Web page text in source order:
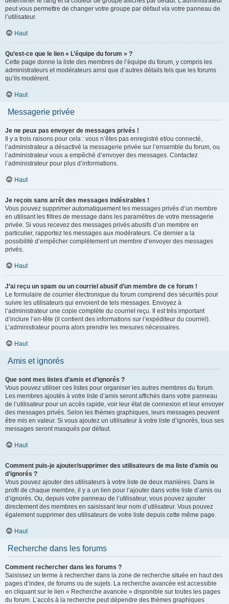
peut vous permettre de changer votre groupe par défaut via votre panneau de
l’utilisateur.
Haut
Qu’est-ce que le lien « L’équipe du forum » ?
Cette page donne la liste des membres de l’équipe du forum, y compris les
administrateurs et modérateurs ainsi que d’autres détails tels que les forums
qu’ils modèrent.
Haut
Messagerie privée
Je ne peux pas envoyer de messages privés !
Il y a trois raisons pour cela : vous n’êtes pas enregistré et/ou connecté,
l’administrateur a désactivé la messagerie privée sur l’ensemble du forum, ou
l’administrateur vous a empêché d’envoyer des messages. Contactez
l’administrateur pour plus d’informations.
Haut
Je reçois sans arrêt des messages indésirables !
Vous pouvez supprimer automatiquement les messages privés d’un membre
en utilisant les filtres de message dans les paramètres de votre messagerie
privée. Si vous recevez des messages privés abusifs d’un membre en
particulier, rapportez les messages aux modérateurs. Ce dernier a la
possibilité d’empêcher complètement un membre d’envoyer des messages
privés.
Haut
J’ai reçu un spam ou un courriel abusif d’un membre de ce forum !
Le formulaire de courrier électronique du forum comprend des sécurités pour
suivre les utilisateurs qui envoient de tels messages. Envoyez à
l’administrateur une copie complète du courriel reçu. Il est très important
d’inclure l’en-tête (il contient des informations sur l’expéditeur du courriel).
L’administrateur pourra alors prendre les mesures nécessaires.
Haut
Amis et ignorés
Que sont mes listes d’amis et d’ignorés ?
Vous pouvez utiliser ces listes pour organiser les autres membres du forum.
Les membres ajoutés à votre liste d’amis seront affichés dans votre panneau
de l’utilisateur pour un accès rapide, voir leur état de connexion et leur envoyer
des messages privés. Selon les thèmes graphiques, leurs messages peuvent
être mis en valeur. Si vous ajoutez un utilisateur à votre liste d’ignorés, tous ses
messages seront masqués par défaut.
Haut
Comment puis-je ajouter/supprimer des utilisateurs de ma liste d’amis ou
d’ignorés ?
Vous pouvez ajouter des utilisateurs à votre liste de deux manières. Dans le
profil de chaque membre, il y a un lien pour l’ajouter dans votre liste d’amis ou
d’ignorés. Ou, depuis votre panneau de l’utilisateur, vous pouvez ajouter
directement des membres en saisissant leur nom d’utilisateur. Vous pouvez
également supprimer des utilisateurs de votre liste depuis cette même page.
Haut
Recherche dans les forums
Comment rechercher dans les forums ?
Saisissez un terme à rechercher dans la zone de recherche située en haut des
pages d’index, de forums ou de sujets. La recherche avancée est accessible
en cliquant sur le lien « Recherche avancée » disponible sur toutes les pages
du forum. L’accès à la recherche peut dépendre des thèmes graphiques